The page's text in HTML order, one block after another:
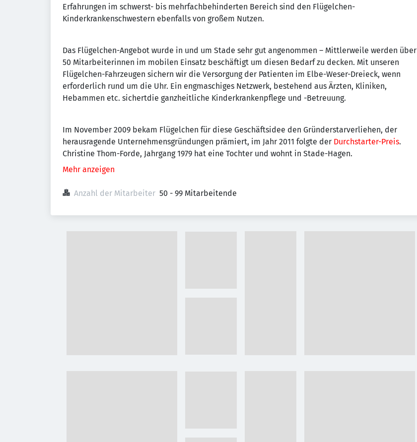
Erfahrungen im schwerst- bis mehrfachbehinderten Bereich sind den Flügelchen-
Kinderkrankenschwestern ebenfalls von großem Nutzen.
Das Flügelchen-Angebot wurde in und um Stade sehr gut angenommen – Mittlerweile werden über
50 Mitarbeiterinnen im mobilen Einsatz beschäftigt um diesen Bedarf zu decken. Mit unseren
Flügelchen-Fahrzeugen sichern wir die Versorgung der Patienten im Elbe-Weser-Dreieck, wenn
erforderlich rund um die Uhr. Ein engmaschiges Netzwerk, bestehend aus Ärzten, Kliniken,
Hebammen etc. sichertdie ganzheitliche Kinderkrankenpflege und -Betreuung.
Im November 2009 bekam Flügelchen für diese Geschäftsidee den Gründerstarverliehen, der
herausragende Unternehmensgründungen prämiert, im Jahr 2011 folgte der Durchstarter-Preis.
Christine Thom-Forde, Jahrgang 1979 hat eine Tochter und wohnt in Stade-Hagen.
Mehr anzeigen
Anzahl der Mitarbeiter 50 - 99 Mitarbeitende